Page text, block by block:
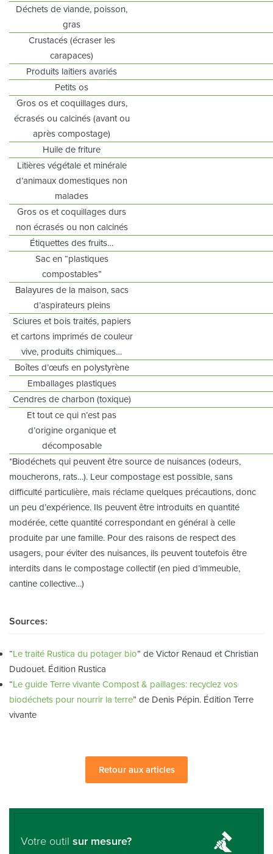
Déchets de viande, poisson,
gras
Crustacés (écraser les
carapaces)
Produits laitiers avariés
Petits os
Gros os et coquillages durs,
écrasés ou calcinés (avant ou
après compostage)
Huile de friture
Litières végétale et minérale
d’animaux domestiques non
malades
Gros os et coquillages durs
non écrasés ou non calcinés
Étiquettes des fruits…
Sac en “plastiques
compostables”
Balayures de la maison, sacs
d’aspirateurs pleins
Sciures et bois traités, papiers
et cartons imprimés de couleur
vive, produits chimiques…
Boîtes d’œufs en polystyrène
Emballages plastiques
Cendres de charbon (toxique)
Et tout ce qui n’est pas
d’origine organique et
décomposable
*Biodéchets qui peuvent être source de nuisances (odeurs,
moucherons, rats…). Leur compostage est possible, sans
difficulté particulière, mais réclame quelques précautions, donc
un peu d’expérience. Ils peuvent être introduits en quantité
modérée, cette quantité correspondant en général à celle
produite par une famille. Pour des raisons de respect des
usagers, pour éviter des nuisances, ils peuvent toutefois être
interdits dans le compostage collectif (en pied d’immeuble,
cantine collective…)
Sources:
“Le traité Rustica du potager bio” de Victor Renaud et Christian
Dudouet. Édition Rustica
“Le guide Terre vivante Compost & paillages: recyclez vos
biodéchets pour nourrir la terre” de Denis Pépin. Édition Terre
vivante
Retour aux articles
Votre outil sur mesure?